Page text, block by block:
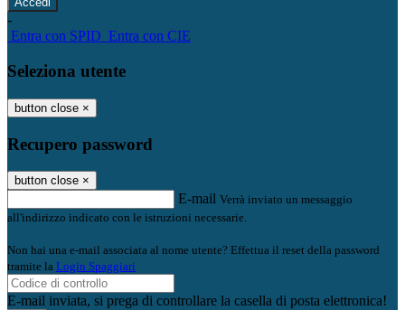
-
Entra con SPID Entra con CIE
Seleziona utente
button close ×
Recupero password
button close ×
E-mail Verrà inviato un messaggio
all'indirizzo indicato con le istruzioni necessarie.
Non hai una e-mail associata al nome utente? Effettua il reset della password
tramite la Login Spaggiari
E-mail inviata, si prega di controllare la casella di posta elettronica!